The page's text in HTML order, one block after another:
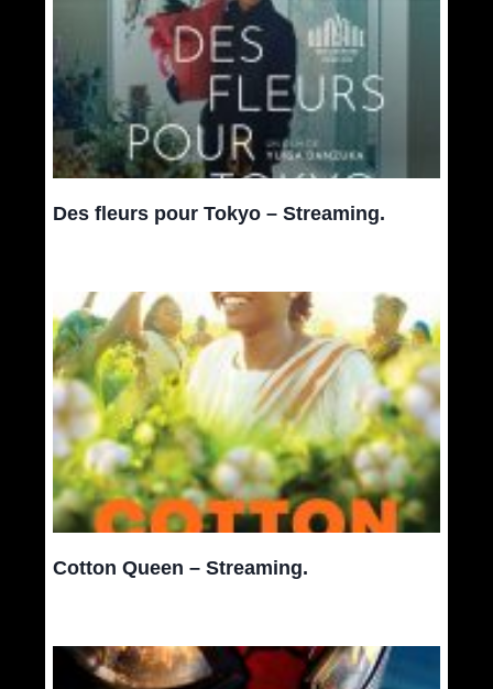
Des fleurs pour Tokyo – Streaming.
Cotton Queen – Streaming.